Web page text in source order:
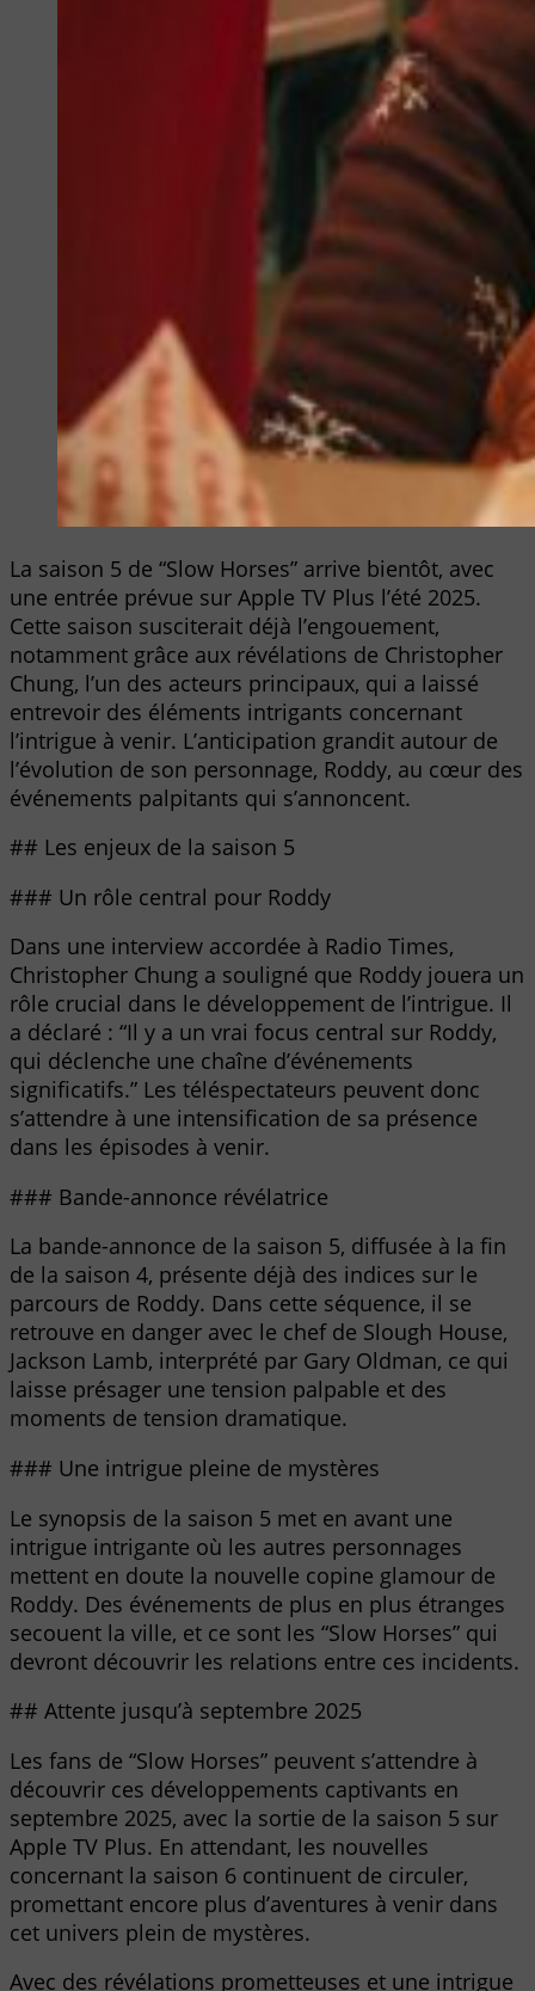
La saison 5 de “Slow Horses” arrive bientôt, avec
une entrée prévue sur Apple TV Plus l’été 2025.
Cette saison susciterait déjà l’engouement,
notamment grâce aux révélations de Christopher
Chung, l’un des acteurs principaux, qui a laissé
entrevoir des éléments intrigants concernant
l’intrigue à venir. L’anticipation grandit autour de
l’évolution de son personnage, Roddy, au cœur des
événements palpitants qui s’annoncent.
## Les enjeux de la saison 5
### Un rôle central pour Roddy
Dans une interview accordée à Radio Times,
Christopher Chung a souligné que Roddy jouera un
rôle crucial dans le développement de l’intrigue. Il
a déclaré : “Il y a un vrai focus central sur Roddy,
qui déclenche une chaîne d’événements
significatifs.” Les téléspectateurs peuvent donc
s’attendre à une intensification de sa présence
dans les épisodes à venir.
### Bande-annonce révélatrice
La bande-annonce de la saison 5, diffusée à la fin
de la saison 4, présente déjà des indices sur le
parcours de Roddy. Dans cette séquence, il se
retrouve en danger avec le chef de Slough House,
Jackson Lamb, interprété par Gary Oldman, ce qui
laisse présager une tension palpable et des
moments de tension dramatique.
### Une intrigue pleine de mystères
Le synopsis de la saison 5 met en avant une
intrigue intrigante où les autres personnages
mettent en doute la nouvelle copine glamour de
Roddy. Des événements de plus en plus étranges
secouent la ville, et ce sont les “Slow Horses” qui
devront découvrir les relations entre ces incidents.
## Attente jusqu’à septembre 2025
Les fans de “Slow Horses” peuvent s’attendre à
découvrir ces développements captivants en
septembre 2025, avec la sortie de la saison 5 sur
Apple TV Plus. En attendant, les nouvelles
concernant la saison 6 continuent de circuler,
promettant encore plus d’aventures à venir dans
cet univers plein de mystères.
Avec des révélations prometteuses et une intrigue